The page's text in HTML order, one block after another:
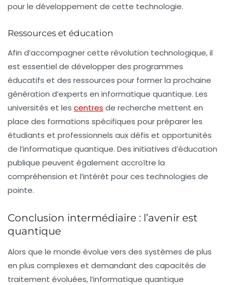
pour le développement de cette technologie.
Ressources et éducation
Afin d’accompagner cette révolution technologique, il
est essentiel de développer des programmes
éducatifs et des ressources pour former la prochaine
génération d’experts en informatique quantique. Les
universités et les centres de recherche mettent en
place des formations spécifiques pour préparer les
étudiants et professionnels aux défis et opportunités
de l’informatique quantique. Des initiatives d’éducation
publique peuvent également accroître la
compréhension et l’intérêt pour ces technologies de
pointe.
Conclusion intermédiaire : l’avenir est
quantique
Alors que le monde évolue vers des systèmes de plus
en plus complexes et demandant des capacités de
traitement évoluées, l’informatique quantique